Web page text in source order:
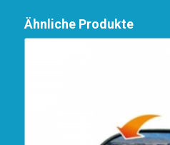
Ähnliche Produkte